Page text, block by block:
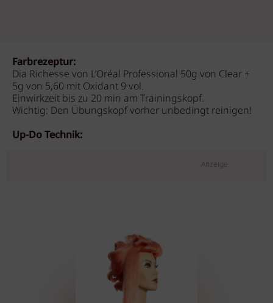
Farbrezeptur:
Dia Richesse von L’Oréal Professional 50g von Clear +
5g von 5,60 mit Oxidant 9 vol.
Einwirkzeit bis zu 20 min am Trainingskopf.
Wichtig: Den Übungskopf vorher unbedingt reinigen!
Up-Do Technik:
Anzeige